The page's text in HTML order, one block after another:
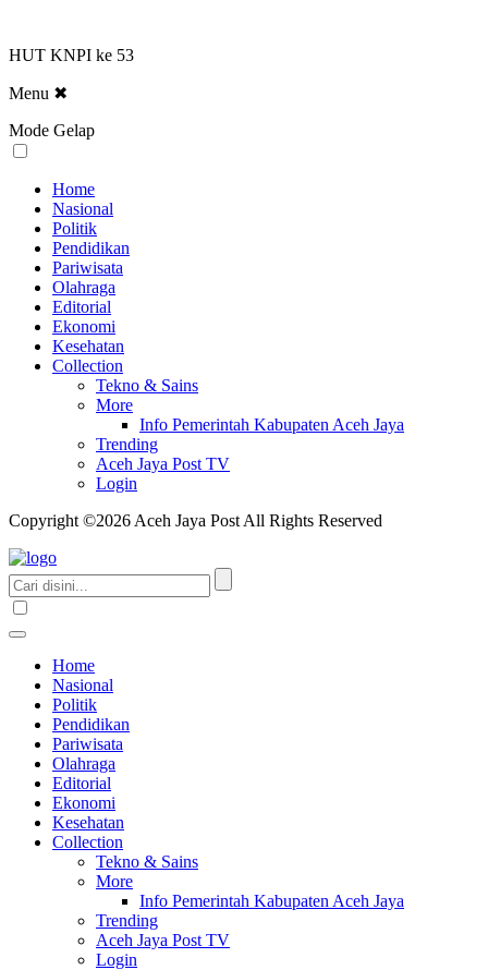
HUT KNPI ke 53
Menu ✖
Mode Gelap
Home
Nasional
Politik
Pendidikan
Pariwisata
Olahraga
Editorial
Ekonomi
Kesehatan
Collection
Tekno & Sains
More
Info Pemerintah Kabupaten Aceh Jaya
Trending
Aceh Jaya Post TV
Login
Copyright ©2026 Aceh Jaya Post All Rights Reserved
Home
Nasional
Politik
Pendidikan
Pariwisata
Olahraga
Editorial
Ekonomi
Kesehatan
Collection
Tekno & Sains
More
Info Pemerintah Kabupaten Aceh Jaya
Trending
Aceh Jaya Post TV
Login